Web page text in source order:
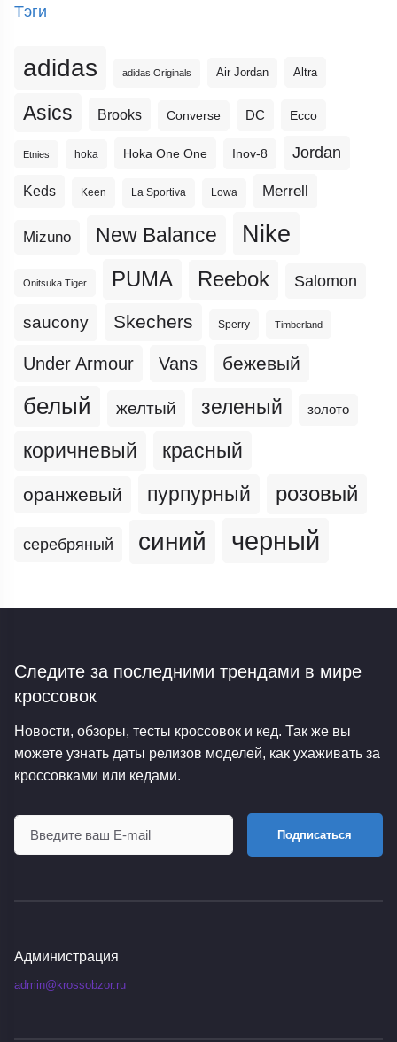
Тэги
adidas adidas Originals Air Jordan Altra
Asics Brooks Converse DC Ecco
Etnies hoka Hoka One One Inov-8 Jordan
Keds Keen La Sportiva Lowa Merrell
Mizuno New Balance Nike
Onitsuka Tiger PUMA Reebok Salomon
saucony Skechers Sperry Timberland
Under Armour Vans бежевый
белый желтый зеленый золото
коричневый красный
оранжевый пурпурный розовый
серебряный синий черный
Следите за последними трендами в мире
кроссовок
Новости, обзоры, тесты кроссовок и кед. Так же вы
можете узнать даты релизов моделей, как ухаживать за
кроссовками или кедами.
Подписаться
Администрация
admin@krossobzor.ru